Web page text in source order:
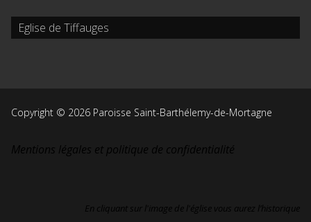
Eglise de Tiffauges
Copyright © 2026 Paroisse Saint-Barthélemy-de-Mortagne
Mentions légales et politique de confidentialité
En cliquant sur l'image de l'église vous aurez l’historique